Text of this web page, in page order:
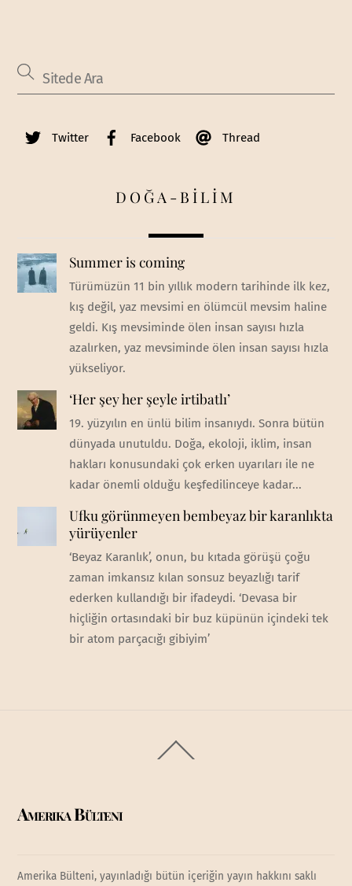
Twitter Facebook Thread
DOĞA-BİLİM
Summer is coming
Türümüzün 11 bin yıllık modern tarihinde ilk kez,
kış değil, yaz mevsimi en ölümcül mevsim haline
geldi. Kış mevsiminde ölen insan sayısı hızla
azalırken, yaz mevsiminde ölen insan sayısı hızla
yükseliyor.
‘Her şey her şeyle irtibatlı’
19. yüzyılın en ünlü bilim insanıydı. Sonra bütün
dünyada unutuldu. Doğa, ekoloji, iklim, insan
hakları konusundaki çok erken uyarıları ile ne
kadar önemli olduğu keşfedilinceye kadar...
Ufku görünmeyen bembeyaz bir karanlıkta
yürüyenler
‘Beyaz Karanlık’, onun, bu kıtada görüşü çoğu
zaman imkansız kılan sonsuz beyazlığı tarif
ederken kullandığı bir ifadeydi. ‘Devasa bir
hiçliğin ortasındaki bir buz küpünün içindeki tek
bir atom parçacığı gibiyim’
To
Amerika Bülteni
Amerika Bülteni, yayınladığı bütün içeriğin yayın hakkını saklı